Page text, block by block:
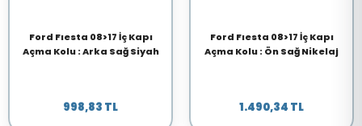
Ford Fıesta 08>17 İç Kapı
Açma Kolu : Arka Sağ Siyah
998,83 TL
Ford Fıesta 08>17 İç Kapı
Açma Kolu : Ön Sağ Nikelaj
1.490,34 TL